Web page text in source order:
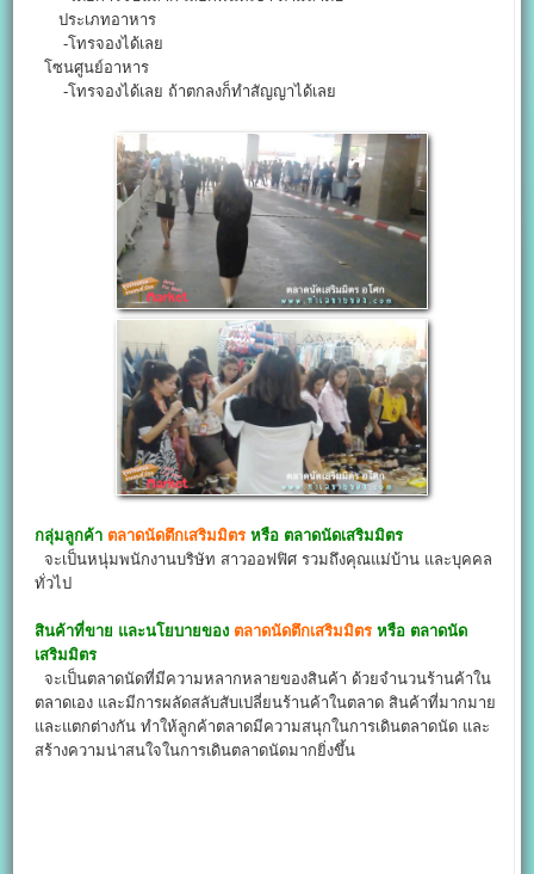
ประเภทอาหาร
-โทรจองได้เลย
โซนศูนย์อาหาร
-โทรจองได้เลย ถ้าตกลงก็ทำสัญญาได้เลย
กลุ่มลูกค้า ตลาดนัดตึกเสริมมิตร หรือ ตลาดนัดเสริมมิตร
จะเป็นหนุ่มพนักงานบริษัท สาวออฟฟิศ รวมถึงคุณแม่บ้าน และบุคคล
ทั่วไป
สินค้าที่ขาย และนโยบายของ ตลาดนัดตึกเสริมมิตร หรือ ตลาดนัด
เสริมมิตร
จะเป็นตลาดนัดที่มีความหลากหลายของสินค้า ด้วยจำนวนร้านค้าใน
ตลาดเอง และมีการผลัดสลับสับเปลี่ยนร้านค้าในตลาด สินค้าที่มากมาย
และแตกต่างกัน ทำให้ลูกค้าตลาดมีความสนุกในการเดินตลาดนัด และ
สร้างความน่าสนใจในการเดินตลาดนัดมากยิ่งขึ้น